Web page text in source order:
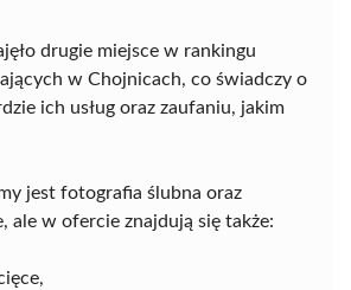
drugie miejsce w rankingu
w Chojnicach, co świadczy o
ich usług oraz zaufaniu, jakim
jest fotografia ślubna oraz
ale w ofercie znajdują się także: